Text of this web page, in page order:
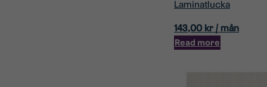
Laminatlucka
143,00 kr / mån
Read more